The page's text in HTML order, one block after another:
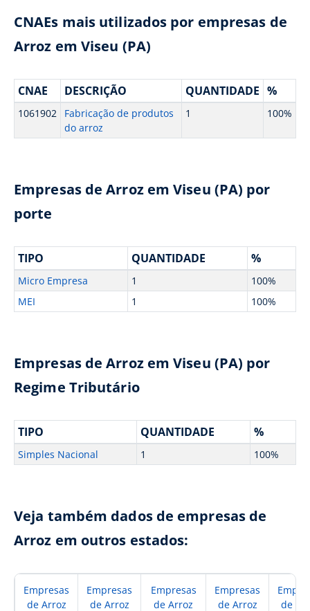
CNAEs mais utilizados por empresas de
Arroz em Viseu (PA)
CNAE DESCRIÇÃO QUANTIDADE %
1061902
Fabricação de produtos
do arroz
1 100%
Empresas de Arroz em Viseu (PA) por
porte
TIPO QUANTIDADE %
Micro Empresa 1
100%
MEI
1 100%
Empresas de Arroz em Viseu (PA) por
Regime Tributário
TIPO QUANTIDADE %
Simples Nacional 1 100%
Veja também dados de empresas de
Arroz em outros estados:
Empresas
de Arroz
Empresas
de Arroz
Empresas
de Arroz
Empresas
de Arroz
de